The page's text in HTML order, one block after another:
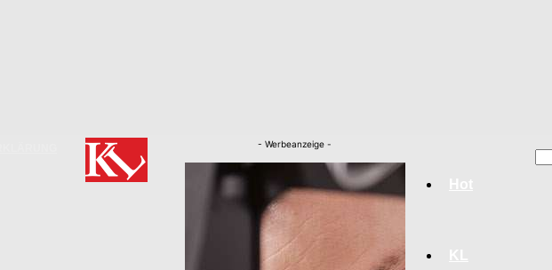
Kaiserslautern
- Werbeanzeige -